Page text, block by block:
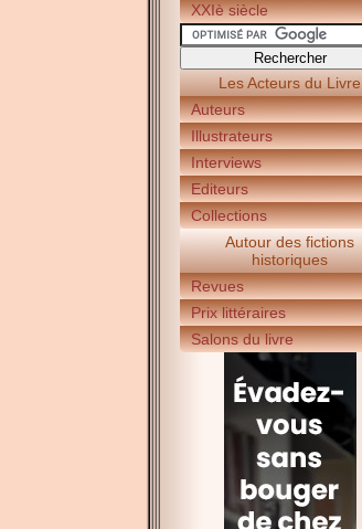
XXIè siècle
Les Acteurs du Livre
Auteurs
Illustrateurs
Interviews
Editeurs
Collections
Autour des fictions
historiques
Revues
Prix littéraires
Salons du livre